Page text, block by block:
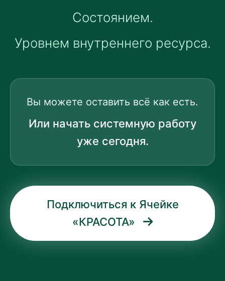
Состоянием.
Уровнем внутреннего ресурса.
Вы можете оставить всё как есть.
Или начать системную работу
уже сегодня.
Подключиться к Ячейке
«КРАСОТА»